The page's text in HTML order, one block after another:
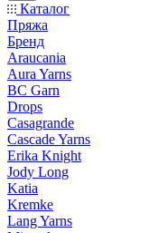
Каталог
Пряжа
Бренд
Araucania
Aura Yarns
BC Garn
Drops
Casagrande
Cascade Yarns
Erika Knight
Jody Long
Katia
Kremke
Lang Yarns